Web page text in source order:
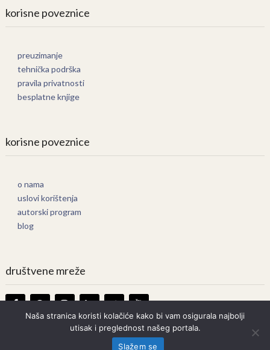
korisne poveznice
preuzimanje
tehnička podrška
pravila privatnosti
besplatne knjige
korisne poveznice
o nama
uslovi korištenja
autorski program
blog
društvene mreže
Knjige OnlineCopyright © 2026.
Naša stranica koristi kolačiće kako bi vam osigurala najbolji
utisak i preglednost našeg portala.
Slažem se